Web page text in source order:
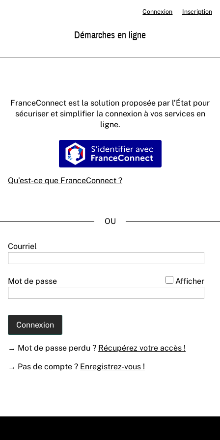
Démarches en ligne
Connexion Inscription
FranceConnect est la solution proposée par l’État pour
sécuriser et simplifier la connexion à vos services en
ligne.
S’identifier avec
Qu’est-ce que FranceConnect ?
Courriel
Mot de passe Afficher
Connexion
→ Mot de passe perdu ? Récupérez votre accès !
→ Pas de compte ? Enregistrez-vous !